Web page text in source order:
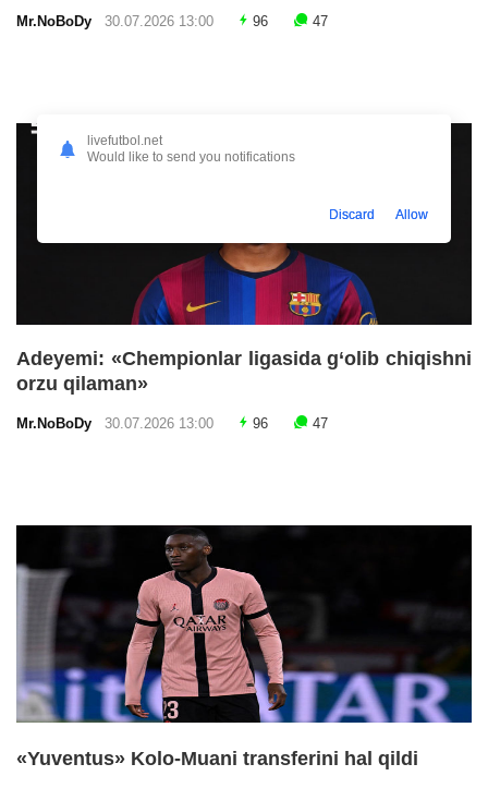
Mr.NoBoDy 30.07.2026 13:00 96 47
Adeyemi: «Chempionlar ligasida g‘olib chiqishni
orzu qilaman»
Mr.NoBoDy 30.07.2026 13:00 96 47
«Yuventus» Kolo-Muani transferini hal qildi
livefutbol.net
Would like to send you notifications
Discard Allow